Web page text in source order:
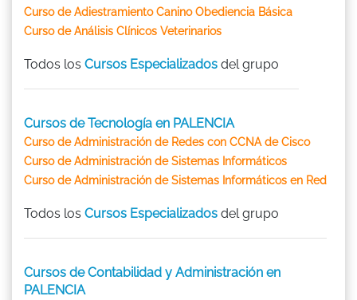
Curso de Adiestramiento Canino Obediencia Básica
Curso de Análisis Clínicos Veterinarios
Todos los Cursos Especializados del grupo
Cursos de Tecnología en PALENCIA
Curso de Administración de Redes con CCNA de Cisco
Curso de Administración de Sistemas Informáticos
Curso de Administración de Sistemas Informáticos en Red
Todos los Cursos Especializados del grupo
Cursos de Contabilidad y Administración en
PALENCIA